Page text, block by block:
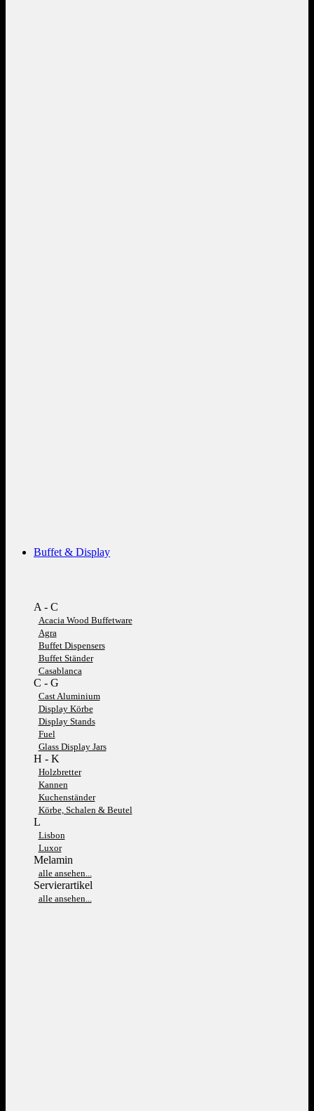
Buffet & Display
A - C
Acacia Wood Buffetware
Agra
Buffet Dispensers
Buffet Ständer
Casablanca
C - G
Cast Aluminium
Display Körbe
Display Stands
Fuel
Glass Display Jars
H - K
Holzbretter
Kannen
Kuchenständer
Körbe, Schalen & Beutel
L
Lisbon
Luxor
Melamin
alle ansehen...
Servierartikel
alle ansehen...